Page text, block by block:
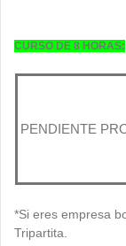
CURSO DE 8 HORAS:
PENDIENTE
*Si eres empresa
Tripartita.